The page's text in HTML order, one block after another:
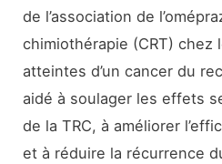
de l’association de
chimiothérapie (CRT) chez
atteintes d’un cancer du
aidé à soulager les effets
de la TRC, à améliorer
et à réduire la récurrence